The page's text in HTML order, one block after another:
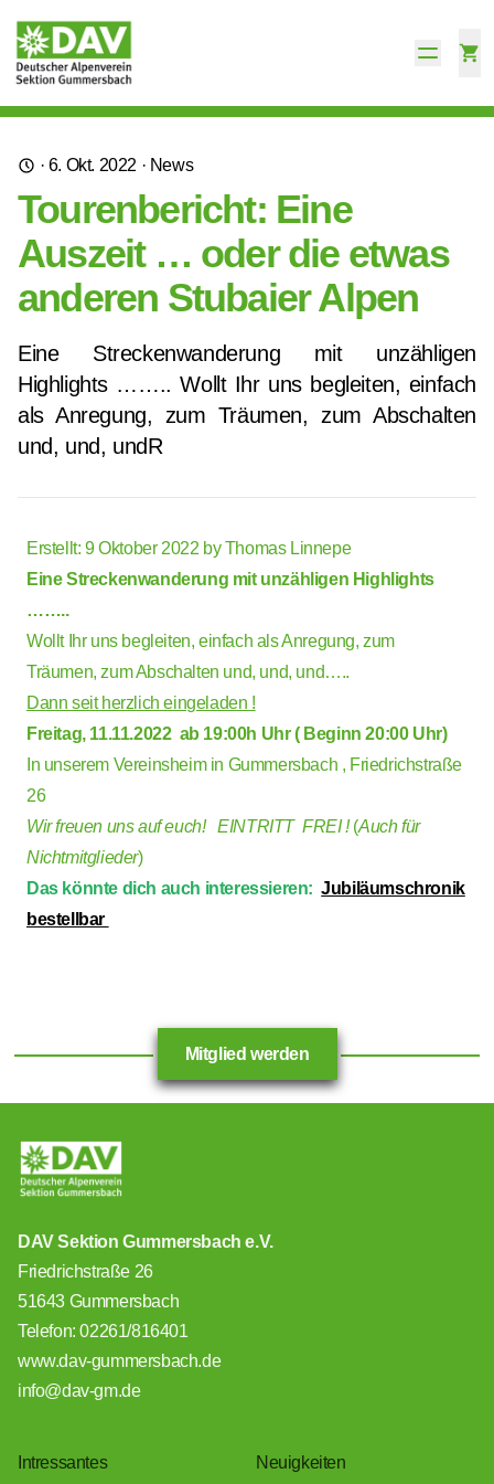
· 6. Okt. 2022 · News
Tourenbericht: Eine
Auszeit … oder die etwas
anderen Stubaier Alpen
Eine Streckenwanderung mit unzähligen
Highlights …….. Wollt Ihr uns begleiten, einfach
als Anregung, zum Träumen, zum Abschalten
und, und, undR
Erstellt: 9 Oktober 2022 byThomas Linnepe
Eine Streckenwanderung mit unzähligen Highlights
……..
Wollt Ihr uns begleiten, einfach als Anregung, zum
Träumen, zum Abschalten und, und, und…..
Dann seit herzlich eingeladen !
Freitag, 11.11.2022 ab 19:00h Uhr ( Beginn 20:00 Uhr)
In unserem Vereinsheim in Gummersbach , Friedrichstraße
26
Wir freuen uns auf euch! EINTRITT FREI !(Auch für
Nichtmitglieder)
Das könnte dich auch interessieren: Jubiläumschronik
bestellbar
Mitglied werden
DAV Sektion Gummersbach e.V.
Friedrichstraße 26
51643 Gummersbach
Telefon: 02261/816401
www.dav-gummersbach.de
info@dav-gm.de
Intressantes Neuigkeiten